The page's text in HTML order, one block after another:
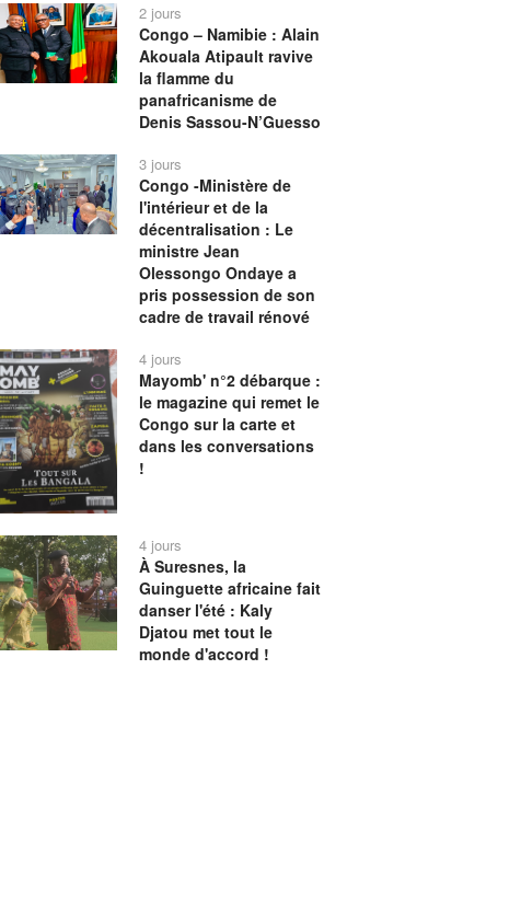
2 jours
Congo – Namibie : Alain
Akouala Atipault ravive
la flamme du
panafricanisme de
Denis Sassou-N’Guesso
3 jours
Congo -Ministère de
l'intérieur et de la
décentralisation : Le
ministre Jean
Olessongo Ondaye a
pris possession de son
cadre de travail rénové
4 jours
Mayomb' n°2 débarque :
le magazine qui remet le
Congo sur la carte et
dans les conversations
!
4 jours
À Suresnes, la
Guinguette africaine fait
danser l'été : Kaly
Djatou met tout le
monde d'accord !